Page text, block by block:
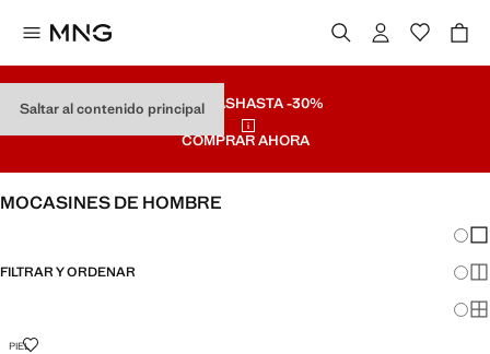
Saltar al contenido principal
REBAJASHASTA -30%
COMPRAR AHORA
MOCASINES DE HOMBRE
FILTRAR Y ORDENAR
PIEL MOCASÍN PIEL ANTIFAZ